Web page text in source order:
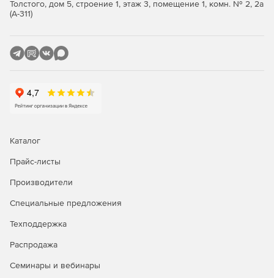
KnetworkManager 0.9.
Исправленный и улучшенный инструментарий для
Поддержка LSB.
Mozilla Firefox 10 LTS.
Толстого, дом 5, строение 1, этаж 3, помещение 1, комн. № 2, 2а
(А-311)
Каталог
Прайс-листы
Производители
Специальные предложения
Техподдержка
Распродажа
Семинары и вебинары